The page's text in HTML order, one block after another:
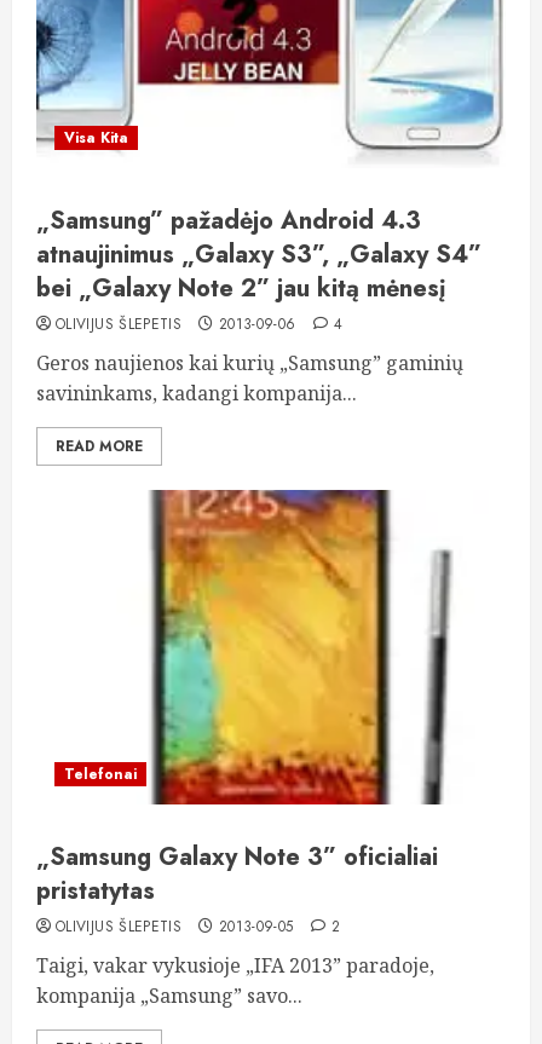
Visa Kita
„Samsung” pažadėjo Android 4.3
atnaujinimus „Galaxy S3”, „Galaxy S4”
bei „Galaxy Note 2” jau kitą mėnesį
OLIVIJUS ŠLEPETIS 2013-09-06 4
Geros naujienos kai kurių „Samsung” gaminių
savininkams, kadangi kompanija...
READ MORE
Telefonai
„Samsung Galaxy Note 3” oficialiai
pristatytas
OLIVIJUS ŠLEPETIS 2013-09-05 2
Taigi, vakar vykusioje „IFA 2013” paradoje,
kompanija „Samsung” savo...